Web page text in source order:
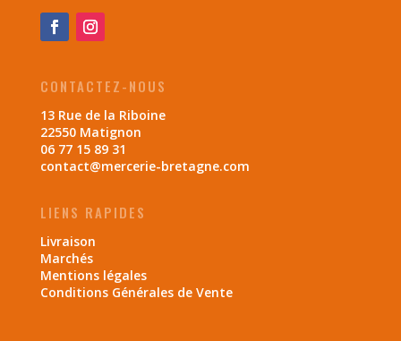
CONTACTEZ-NOUS
13 Rue de la Riboine
22550 Matignon
06 77 15 89 31
contact@mercerie-bretagne.com
LIENS RAPIDES
Livraison
Marchés
Mentions légales
Conditions Générales de Vente